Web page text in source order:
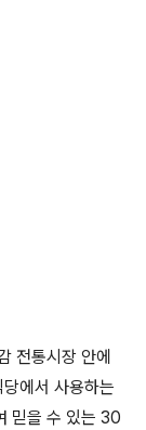
전통시장 안에
에서 사용하는
믿을 수 있는 30